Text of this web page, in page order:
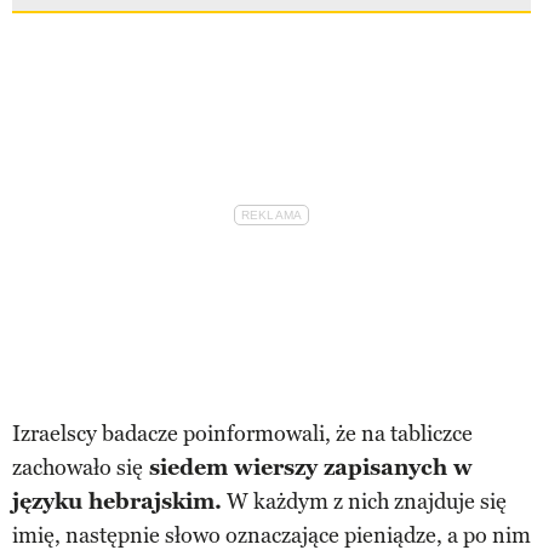
Izraelscy badacze poinformowali, że na tabliczce
zachowało się siedem wierszy zapisanych w
języku hebrajskim. W każdym z nich znajduje się
imię, następnie słowo oznaczające pieniądze, a po nim